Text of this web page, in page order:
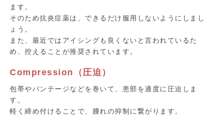
ます。
そのため抗炎症薬は、できるだけ服用しないようにしまし
ょう。
また、最近ではアイシングも良くないと言われているた
め、控えることが推奨されています。
Compression（圧迫）
包帯やバンテージなどを巻いて、患部を適度に圧迫しま
す。
軽く締め付けることで、腫れの抑制に繋がります。